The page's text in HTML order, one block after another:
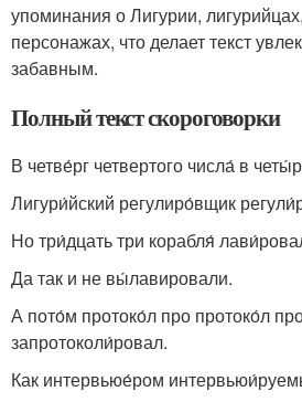
упоминания о Лигурии,
персонажах, что делает текст
забавным.
Полный текст скороговорки
В четве́рг четвертого числа́ в
Лигури́йский регулиро́вщик
Но три́дцать три корабля́
Да так и не вы́лавировали.
А пото́м протоко́л про протоко́л
запротоколи́ровал.
Как интервьюе́ром